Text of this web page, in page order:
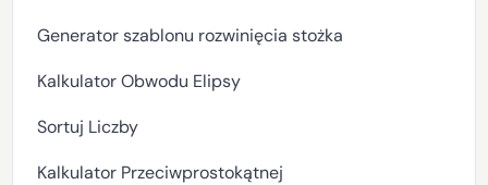
Generator szablonu rozwinięcia stożka
Kalkulator Obwodu Elipsy
Sortuj Liczby
Kalkulator Przeciwprostokątnej